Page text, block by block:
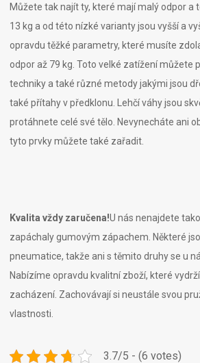
Můžete tak najít ty, které mají malý odpor a
13 kg a od této nízké varianty jsou vyšší a
opravdu těžké parametry, které musíte
odpor až 79 kg. Toto velké zatížení můžete
techniky a také různé metody jakými jsou
také přítahy v předklonu. Lehčí váhy jsou
protáhnete celé své tělo. Nevynecháte ani
tyto prvky můžete také zařadit.
Kvalita vždy zaručena!U nás nenajdete
zapáchaly gumovým zápachem. Některé
pneumatice, takže ani s těmito druhy se u
Nabízíme opravdu kvalitní zboží, které
zacházení. Zachovávají si neustále svou
vlastnosti.
3.7/5 - (6 votes)